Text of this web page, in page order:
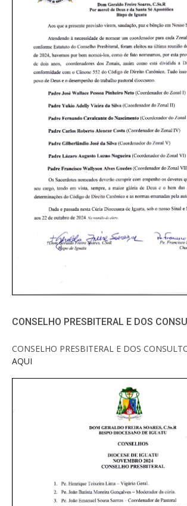
CONSELHO PRESBITERAL E DOS
CONSELHO PRESBITERAL E DOS
AQUI